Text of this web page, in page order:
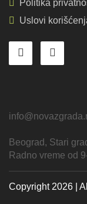
Politika
Uslovi
Beograd , Stari
Radno vreme od
Copyright 2026 |